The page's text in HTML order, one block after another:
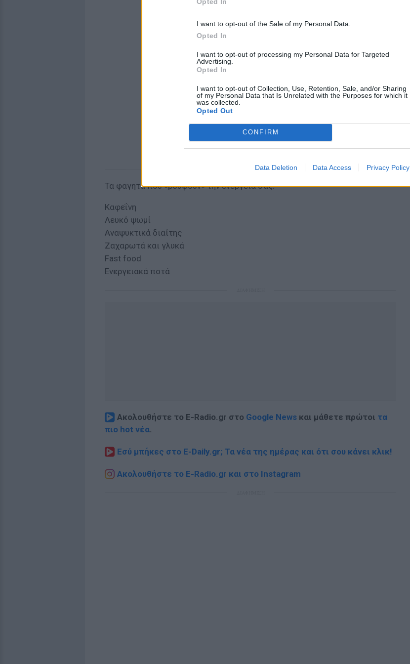
I want to opt-out of the Sale of my Personal Data.
Opted In
I want to opt-out of processing my Personal Data for Targeted
Advertising.
Opted In
I want to opt-out of Collection, Use, Retention, Sale, and/or Sharing
of my Personal Data that Is Unrelated with the Purposes for which it
was collected.
Opted Out
CONFIRM
Data Deletion Data Access Privacy Policy
Τα φαγητά που «ρουφούν» την ενέργεια σας:
Καφεΐνη
Λευκό ψωμί
Αναψυκτικά διαίτης
Ζαχαρωτά και γλυκά
Fast food
Ενεργειακά ποτά
Ακολουθήστε το E-Radio.gr στο Google News και μάθετε πρώτοι τα
πιο hot νέα.
Εσύ μπήκες στο E-Daily.gr; Τα νέα της ημέρας και ότι σου κάνει κλικ!
Ακολουθήστε το E-Radio.gr και στο Instagram